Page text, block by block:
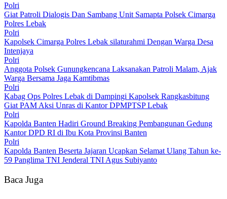
Polri
Giat Patroli Dialogis Dan Sambang Unit Samapta Polsek Cimarga
Polres Lebak
Polri
Kapolsek Cimarga Polres Lebak silaturahmi Dengan Warga Desa
Intenjaya
Polri
Anggota Polsek Gunungkencana Laksanakan Patroli Malam, Ajak
Warga Bersama Jaga Kamtibmas
Polri
Kabag Ops Polres Lebak di Dampingi Kapolsek Rangkasbitung
Giat PAM Aksi Unras di Kantor DPMPTSP Lebak
Polri
Kapolda Banten Hadiri Ground Breaking Pembangunan Gedung
Kantor DPD RI di Ibu Kota Provinsi Banten
Polri
Kapolda Banten Beserta Jajaran Ucapkan Selamat Ulang Tahun ke-
59 Panglima TNI Jenderal TNI Agus Subiyanto
Baca Juga